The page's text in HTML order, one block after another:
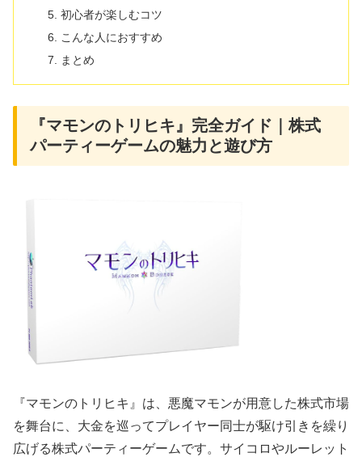
初心者が楽しむコツ
こんな人におすすめ
まとめ
『マモンのトリヒキ』完全ガイド｜株式
パーティーゲームの魅力と遊び方
『マモンのトリヒキ』は、悪魔マモンが用意した株式市場
を舞台に、大金を巡ってプレイヤー同士が駆け引きを繰り
広げる株式パーティーゲームです。サイコロやルーレット